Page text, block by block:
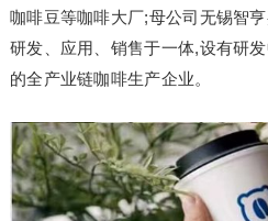
咖啡豆等咖啡大厂;母公司无锡智
研发、应用、销售于一体,设有研
的全产业链咖啡生产企业。